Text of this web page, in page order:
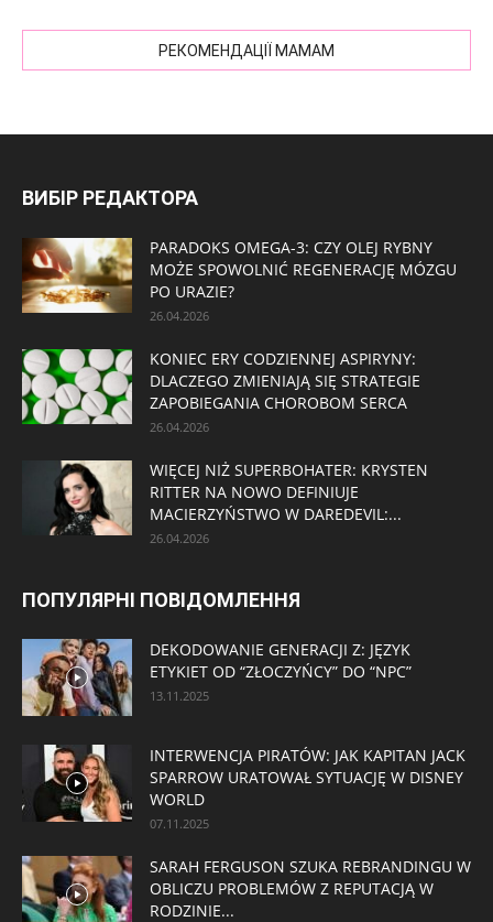
РЕКОМЕНДАЦІЇ МАМАМ
ВИБІР РЕДАКТОРА
PARADOKS OMEGA-3: CZY OLEJ RYBNY
MOŻE SPOWOLNIĆ REGENERACJĘ MÓZGU
PO URAZIE?
26.04.2026
KONIEC ERY CODZIENNEJ ASPIRYNY:
DLACZEGO ZMIENIAJĄ SIĘ STRATEGIE
ZAPOBIEGANIA CHOROBOM SERCA
26.04.2026
WIĘCEJ NIŻ SUPERBOHATER: KRYSTEN
RITTER NA NOWO DEFINIUJE
MACIERZYŃSTWO W DAREDEVIL:...
26.04.2026
ПОПУЛЯРНІ ПОВІДОМЛЕННЯ
DEKODOWANIE GENERACJI Z: JĘZYK
ETYKIET OD “ZŁOCZYŃCY” DO “NPC”
13.11.2025
INTERWENCJA PIRATÓW: JAK KAPITAN JACK
SPARROW URATOWAŁ SYTUACJĘ W DISNEY
WORLD
07.11.2025
SARAH FERGUSON SZUKA REBRANDINGU W
OBLICZU PROBLEMÓW Z REPUTACJĄ W
RODZINIE...